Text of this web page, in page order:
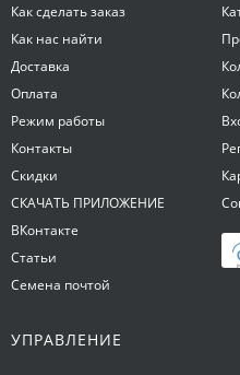
Как сделать заказ
Как нас найти
Доставка
Оплата
Режим работы
Контакты
Скидки
СКАЧАТЬ ПРИЛОЖЕНИЕ
ВКонтакте
Статьи
Семена почтой
УПРАВЛЕНИЕ